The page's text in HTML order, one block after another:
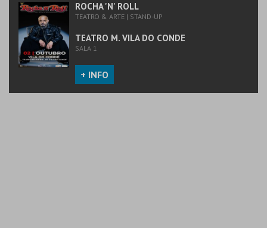
ROCHA 'N' ROLL
TEATRO & ARTE | STAND-UP
TEATRO M. VILA DO CONDE
SALA 1
+ INFO